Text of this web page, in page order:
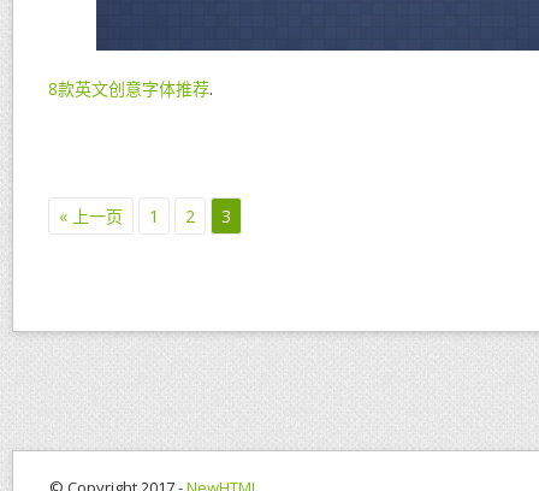
8款英文创意字体推荐.
« 上一页 1 2 3